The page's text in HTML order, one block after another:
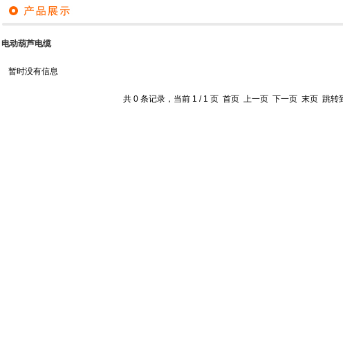
电动葫芦电缆
暂时没有信息
共 0 条记录，当前 1 / 1 页 首页 上一页 下一页 末页 跳转